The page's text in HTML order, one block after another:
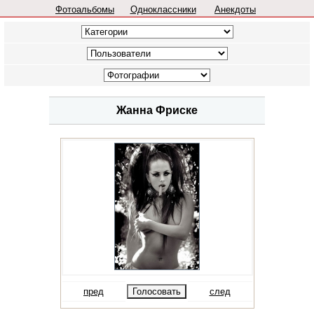
Фотоальбомы Одноклассники Анекдоты
Жанна Фриске
пред след